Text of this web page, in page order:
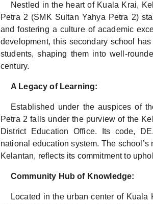
Nestled in the heart of Kuala Krai,
Petra 2 (SMK Sultan Yahya Petra 2)
and fostering a culture of academic
development, this secondary school
students, shaping them into well-
century.
A Legacy of Learning:
Established under the auspices of
Petra 2 falls under the purview of the
District Education Office. Its code,
national education system. The
Kelantan, reflects its commitment to
Community Hub of Knowledge:
Located in the urban center of